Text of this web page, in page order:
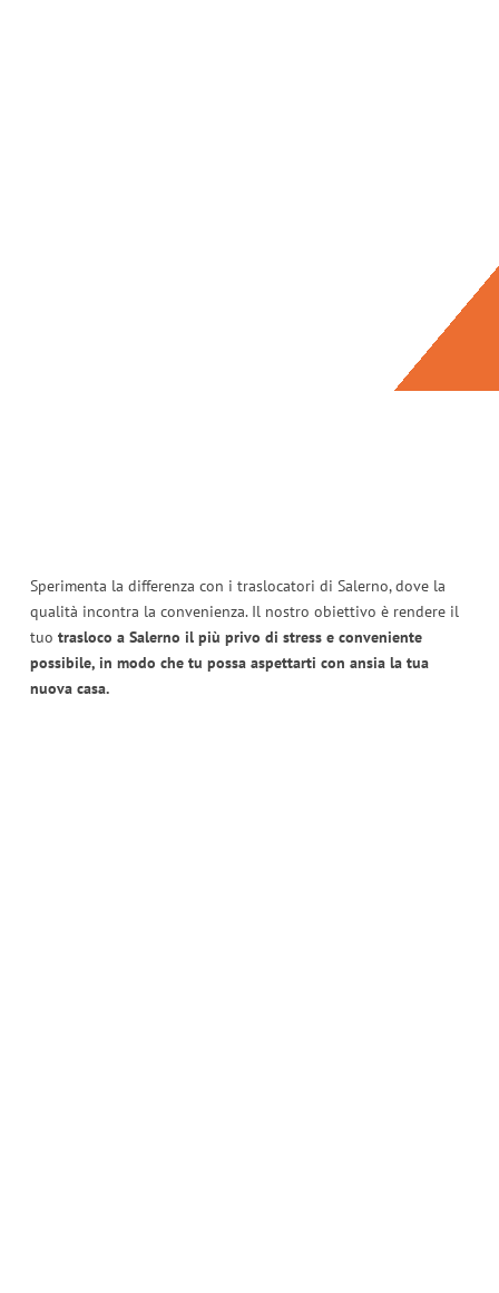
Sperimenta la differenza con i traslocatori di Salerno, dove la
qualità incontra la convenienza. Il nostro obiettivo è rendere il
tuo trasloco a Salerno il più privo di stress e conveniente
possibile, in modo che tu possa aspettarti con ansia la tua
nuova casa.